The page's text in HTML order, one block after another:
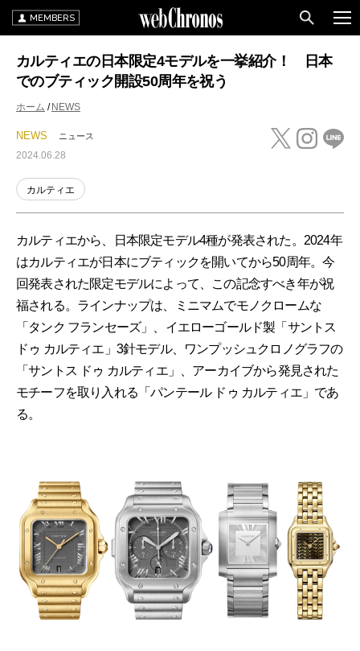
MEMBERS
カルティエの日本限定4モデルを一挙紹介！ 日本
でのブティック開設50周年を祝う
ホーム NEWS
NEWS ニュース
2024.06.28
カルティエ
カルティエから、日本限定モデル4種が発表された。2024年
はカルティエが日本にブティックを開いてから50周年。今
回発表された限定モデルによって、この記念すべき年が祝
福される。ラインナップは、ミニマムでモノクロームな
「タンク フランセーズ」、イエローゴールド製「サントス
ドゥ カルティエ」3針モデル、ワンプッシュクロノグラフの
「サントス ドゥ カルティエ」、アーカイブから発見された
モチーフを取り入れる「パンテール ドゥ カルティエ」であ
る。